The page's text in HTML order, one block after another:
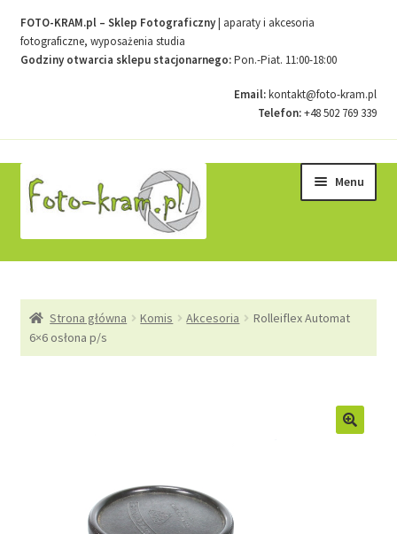
FOTO-KRAM.pl – Sklep Fotograficzny| aparaty i akcesoria
fotograficzne, wyposażenia studia
Godziny otwarcia sklepu stacjonarnego:Pon.-Piat. 11:00-18:00
Email:kontakt@foto-kram.pl
Telefon:+48 502 769 339
do
nawigacji
do
treści
Menu
Kontakt
Sample Page
Strona główna Komis Akcesoria
Rolleiflex Automat
6×6 osłona p/s